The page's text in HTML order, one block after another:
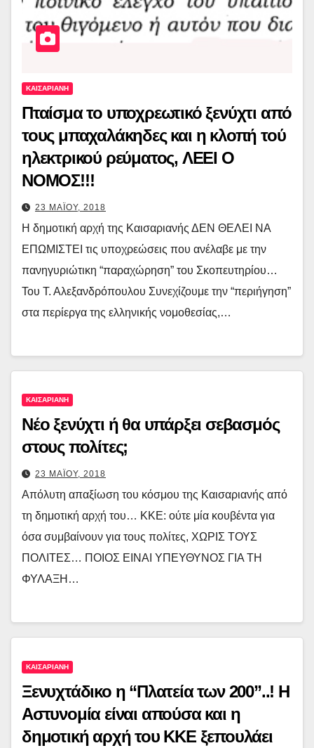
ΚΑΙΣΑΡΙΑΝΗ
Πταίσμα το υποχρεωτικό ξενύχτι από
τους μπαχαλάκηδες και η κλοπή τού
ηλεκτρικού ρεύματος, ΛΕΕΙ Ο
ΝΟΜΟΣ!!!
23 ΜΑΪΟΥ, 2018
Η δημοτική αρχή της Καισαριανής ΔΕΝ ΘΕΛΕΙ ΝΑ
ΕΠΩΜΙΣΤΕΙ τις υποχρεώσεις που ανέλαβε με την
πανηγυριώτικη “παραχώρηση” του Σκοπευτηρίου…
Του Τ. Αλεξανδρόπουλου Συνεχίζουμε την “περιήγηση”
στα περίεργα της ελληνικής νομοθεσίας,…
ΚΑΙΣΑΡΙΑΝΗ
Νέο ξενύχτι ή θα υπάρξει σεβασμός
στους πολίτες;
23 ΜΑΪΟΥ, 2018
Απόλυτη απαξίωση του κόσμου της Καισαριανής από
τη δημοτική αρχή του… ΚΚΕ: ούτε μία κουβέντα για
όσα συμβαίνουν για τους πολίτες, ΧΩΡΙΣ ΤΟΥΣ
ΠΟΛΙΤΕΣ… ΠΟΙΟΣ ΕΙΝΑΙ ΥΠΕΥΘΥΝΟΣ ΓΙΑ ΤΗ
ΦΥΛΑΞΗ…
ΚΑΙΣΑΡΙΑΝΗ
Ξενυχτάδικο η “Πλατεία των 200”..! Η
Αστυνομία είναι απούσα και η
δημοτική αρχή του ΚΚΕ ξεπουλάει